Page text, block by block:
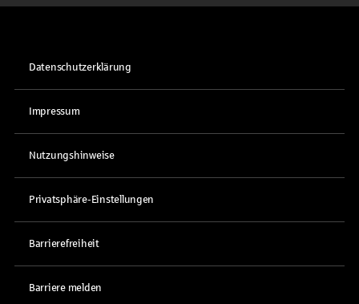
Datenschutzerklärung
Impressum
Nutzungshinweise
Privatsphäre-Einstellungen
Barrierefreiheit
Barriere melden